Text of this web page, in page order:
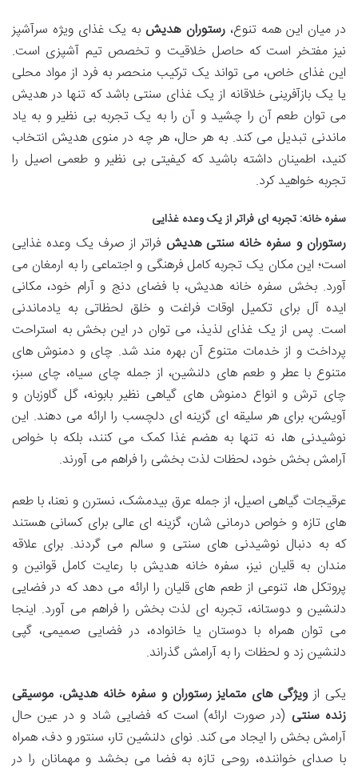
در میان این همه تنوع،رستوران هدیش به یک غذای ویژه سرآشپز
نیز مفتخر است که حاصل خلاقیت و تخصص تیم آشپزی است.
این غذای خاص، می تواند یک ترکیب منحصر به فرد از مواد محلی
یا یک بازآفرینی خلاقانه از یک غذای سنتی باشد که تنها در هدیش
می توان طعم آن را چشید و آن را به یک تجربه بی نظیر و به یاد
ماندنی تبدیل می کند. به هر حال، هر چه در منوی هدیش انتخاب
کنید، اطمینان داشته باشید که کیفیتی بی نظیر و طعمی اصیل را
تجربه خواهید کرد.
سفره خانه: تجربه ای فراتر از یک وعده غذایی
رستوران و سفره خانه سنتی هدیش فراتر از صرف یک وعده غذایی
است؛ این مکان یک تجربه کامل فرهنگی و اجتماعی را به ارمغان می
آورد. بخش سفره خانه هدیش، با فضای دنج و آرام خود، مکانی
ایده آل برای تکمیل اوقات فراغت و خلق لحظاتی به یادماندنی
است. پس از یک غذای لذیذ، می توان در این بخش به استراحت
پرداخت و از خدمات متنوع آن بهره مند شد. چای و دمنوش های
متنوع با عطر و طعم های دلنشین، از جمله چای سیاه، چای سبز،
چای ترش و انواع دمنوش های گیاهی نظیر بابونه، گل گاوزبان و
آویشن، برای هر سلیقه ای گزینه ای دلچسب را ارائه می دهند. این
نوشیدنی ها، نه تنها به هضم غذا کمک می کنند، بلکه با خواص
آرامش بخش خود، لحظات لذت بخشی را فراهم می آورند.
عرقیجات گیاهی اصیل، از جمله عرق بیدمشک، نسترن و نعنا، با طعم
های تازه و خواص درمانی شان، گزینه ای عالی برای کسانی هستند
که به دنبال نوشیدنی های سنتی و سالم می گردند. برای علاقه
مندان به قلیان نیز، سفره خانه هدیش با رعایت کامل قوانین و
پروتکل ها، تنوعی از طعم های قلیان را ارائه می دهد که در فضایی
دلنشین و دوستانه، تجربه ای لذت بخش را فراهم می آورد. اینجا
می توان همراه با دوستان یا خانواده، در فضایی صمیمی، گپی
دلنشین زد و لحظات را به آرامش گذراند.
یکی ازویژگی های متمایز رستوران و سفره خانه هدیش، موسیقی
زنده سنتی (در صورت ارائه) است که فضایی شاد و در عین حال
آرامش بخش را ایجاد می کند. نوای دلنشین تار، سنتور و دف، همراه
با صدای خواننده، روحی تازه به فضا می بخشد و مهمانان را در